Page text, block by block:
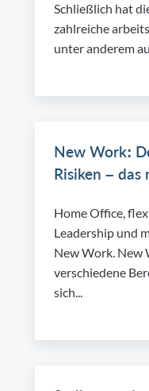
Schließlich hat
zahlreiche
unter anderem
New Work:
Risiken – das
Home Office,
Leadership und
New Work. New
verschiedene
sich...